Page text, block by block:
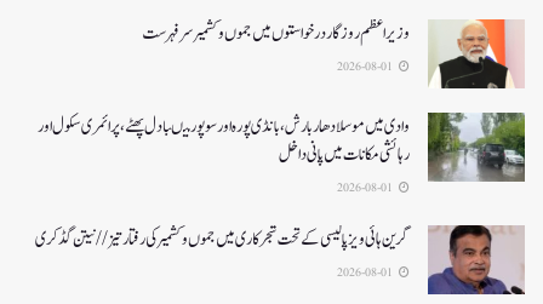
وزیر اعظم روزگار درخواستوں میں جموں و کشمیر سرفہرست
وادی میں موسلادھار بارش،بانڈی پورہ اور سوپور میںبادل پھٹے، پرائمری سکول اور
رہائشی مکانات میں پانی داخل
گرین ہائی ویز پالیسی کے تحت شجرکاری میں جموں و کشمیر کی رفتار تیز// نیتن گڈکری